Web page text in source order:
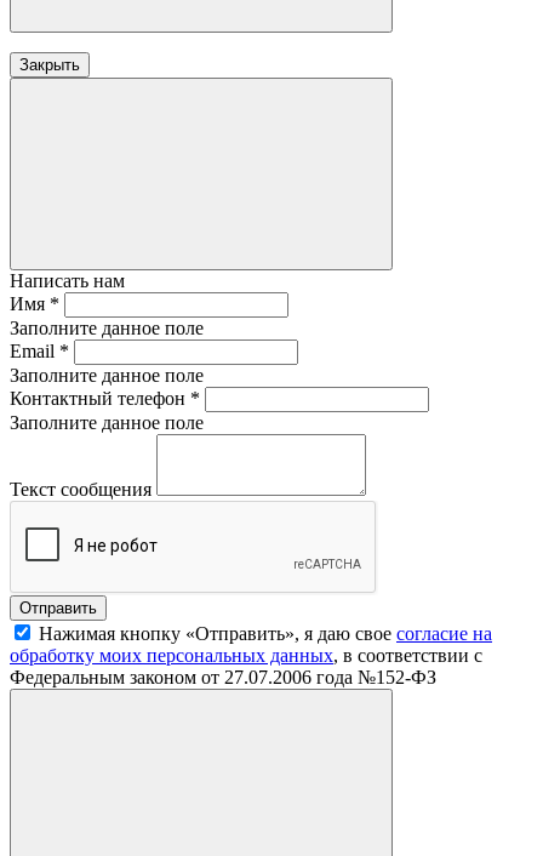
Закрыть
Написать нам
Имя *
Заполните данное поле
Email *
Заполните данное поле
Контактный телефон *
Заполните данное поле
Текст сообщения
Нажимая кнопку «Отправить», я даю свое согласие на
обработку моих персональных данных, в соответствии с
Федеральным законом от 27.07.2006 года №152-ФЗ